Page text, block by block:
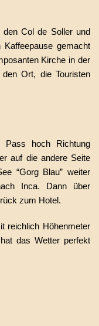
Col de Soller und
gemacht
Kirche in der
Ort, die Touristen
hoch Richtung
auf die andere Seite
“Gorg Blau” weiter
Inca. Dann über
zum Hotel.
reichlich Höhenmeter
das Wetter perfekt